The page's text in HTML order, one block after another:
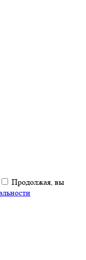
Продолжая, вы